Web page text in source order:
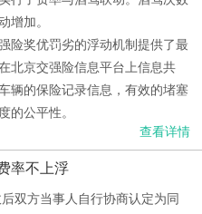
增加。
险奖优罚劣的浮动机制提供了最
北京交强险信息平台上信息共
辆的保险记录信息，有效的堵塞
的公平性。
查看详情
率不上浮
双方当事人自行协商认定为同